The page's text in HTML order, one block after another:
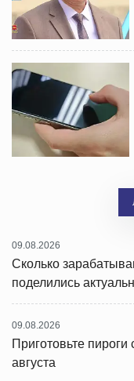
09.08.2026
Сколько
поделились
09.08.2026
Приготовьте
августа